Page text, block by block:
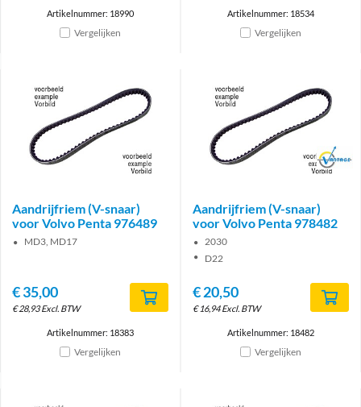
Artikelnummer: 18990
Vergelijken
Artikelnummer: 18534
Vergelijken
Aandrijfriem (V-snaar)
voor Volvo Penta 976489
MD3, MD17
€35,00
€28,93 Excl. BTW
Artikelnummer: 18383
Vergelijken
Brand
Aandrijfriem (V-snaar)
voor Volvo Penta 978482
2030
D22
€20,50
€16,94 Excl. BTW
Artikelnummer: 18482
Vergelijken